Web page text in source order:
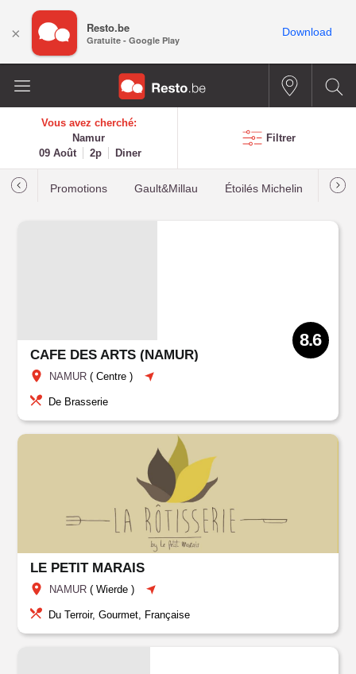
Vous avez cherché:
Namur
09 Août
2p Diner
Filtrer
Promotions Gault&Millau Étoilés Michelin Les
CAFE DES ARTS (NAMUR)
NAMUR (Centre )
8.6
De Brasserie
LE PETIT MARAIS
NAMUR (Wierde )
Du Terroir, Gourmet, Française
× Resto.be
Gratuite - Google Play
Download